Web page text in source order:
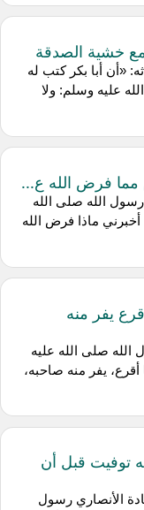
خشية الصدقة
«أن أبا بكر كتب له
عليه وسلم: ولا
مما فرض الله ع...
رسول الله صلى الله
ماذا فرض الله
يفر منه
صلى الله عليه
يفر منه صاحبه،
توفيت قبل أن
الأنصاري رسول